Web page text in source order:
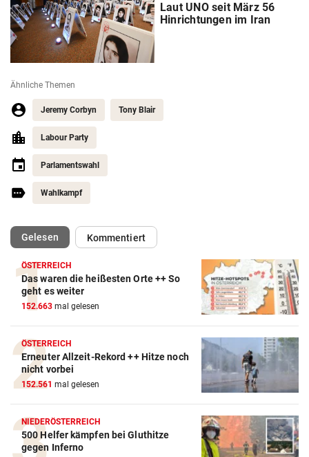
Laut UNO seit März 56
Hinrichtungen im Iran
Ähnliche Themen
Jeremy Corbyn Tony Blair
Labour Party
Parlamentswahl
Wahlkampf
Gelesen(ausgewählt)Kommentiert
ÖSTERREICH
Das waren die heißesten Orte ++ So
geht es weiter
152.663 mal gelesen
ÖSTERREICH
Erneuter Allzeit-Rekord ++ Hitze noch
nicht vorbei
152.561 mal gelesen
NIEDERÖSTERREICH
500 Helfer kämpfen bei Gluthitze
gegen Inferno